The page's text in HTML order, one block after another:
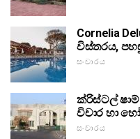
Cornelia
විස්තරය,
සංචාරය
ක්රිස්ටල් ෂාම්
විචාර හා
සංචාරය